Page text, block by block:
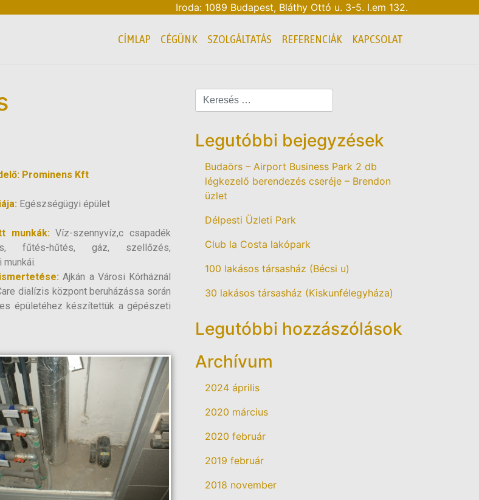
Iroda: 1089 Budapest, Bláthy Ottó u. 3-5. I.em 132.
CÍMLAP CÉGÜNK SZOLGÁLTATÁS REFERENCIÁK KAPCSOLAT
Prominens Kft
Egészségügyi épület
munkák:Víz-szennyvíz,c csapadék
fűtés-hűtés, gáz, szellőzés,
Ajkán a Városi Kórháznál
dialízis központ beruházássa során
épületéhez készítettük a gépészeti
Legutóbbi bejegyzések
Budaörs – Airport Business Park 2 db
légkezelő berendezés cseréje – Brendon
üzlet
Délpesti Üzleti Park
Club la Costa lakópark
100 lakásos társasház (Bécsi u)
30 lakásos társasház (Kiskunfélegyháza)
Legutóbbi hozzászólások
Archívum
2024 április
2020 március
2020 február
2019 február
2018 november